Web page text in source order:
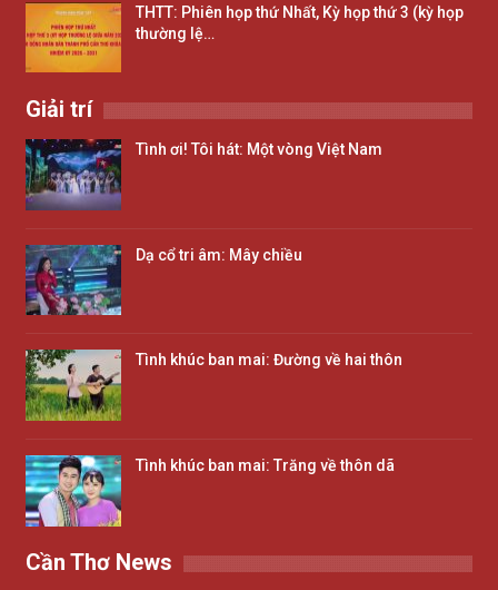
THTT: Phiên họp thứ Nhất, Kỳ họp thứ 3 (kỳ họp
thường lệ…
Giải trí
Tình ơi! Tôi hát: Một vòng Việt Nam
Dạ cổ tri âm: Mây chiều
Tình khúc ban mai: Đường về hai thôn
Tình khúc ban mai: Trăng về thôn dã
Cần Thơ News